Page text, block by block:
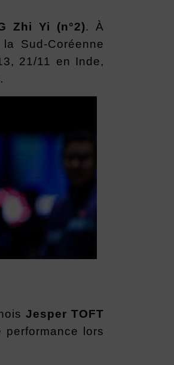
Zhi Yi (n°2). À
Sud-Coréenne
21/11 en Inde,
Jesper TOFT
lors